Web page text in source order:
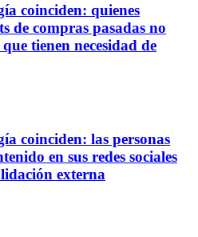
coinciden: quienes
de compras pasadas no
tienen necesidad de
coinciden: las personas
en sus redes sociales
externa